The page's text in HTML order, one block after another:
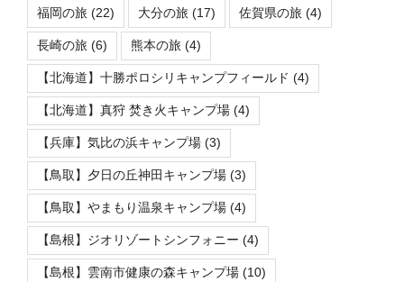
福岡の旅 (22) 大分の旅 (17) 佐賀県の旅 (4)
長崎の旅 (6) 熊本の旅 (4)
【北海道】十勝ポロシリキャンプフィールド (4)
【北海道】真狩 焚き火キャンプ場 (4)
【兵庫】気比の浜キャンプ場 (3)
【鳥取】夕日の丘神田キャンプ場 (3)
【鳥取】やまもり温泉キャンプ場 (4)
【島根】ジオリゾートシンフォニー (4)
【島根】雲南市健康の森キャンプ場 (10)